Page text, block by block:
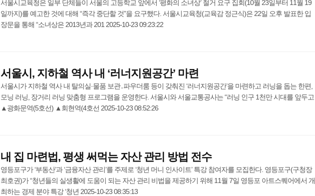
서울시교육청은 일부 단체들이 서울의 고등학교 앞에서 ‘평화의 소녀상’ 철거 요구 집회(10월 23일부터 11월 19
일까지)를 예고한 것에 대해 “즉각 중단할 것”을 요구했다. 서울시교육청(교육감 정근식)은 22일 오후 발표한 입
장문을 통해 “소녀상은 2013년과 201 2025-10-23 09:23:22
서울시, 지하철 역사 내 ‘러너지원공간’ 마련
서울시가 지하철 역사 내 탈의실·물품 보관․파우더룸 등이 갖춰진 ‘러너지원공간’을 마련하고 러닝을 돕는 한편,
모닝 러닝, 장거리 러닝 맞춤형 프로그램을 운영한다. 서울시와 서울교통공사는 “러닝 인구 1천만 시대를 앞두고
▲광화문역(5호선) ▲회현역(4호선 2025-10-23 08:52:26
내 집 마련법, 평생 써먹는 자산 관리 방법 전수
영등포구가 ‘부동산’과 ‘금융자산 관리’를 주제로 ‘청년 머니 인사이트’ 특강 참여자를 모집한다. 영등포구(구청장
최호권)가 “청년들의 실생활에 도움이 되는 자산 관리 비법을 제공하기 위해 11월 7일 영등포 아트스퀘어에서 개
최하는 경제 분야 특강 ‘청년 2025-10-23 08:35:13